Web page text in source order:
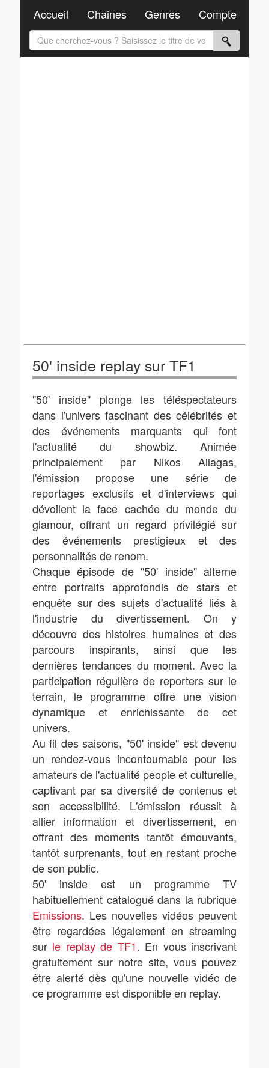
50' inside replay sur TF1
"50' inside" plonge les téléspectateurs
dans l'univers fascinant des célébrités et
des événements marquants qui font
l'actualité du showbiz. Animée
principalement par Nikos Aliagas,
l'émission propose une série de
reportages exclusifs et d'interviews qui
dévoilent la face cachée du monde du
glamour, offrant un regard privilégié sur
des événements prestigieux et des
personnalités de renom.
Chaque épisode de "50' inside" alterne
entre portraits approfondis de stars et
enquête sur des sujets d'actualité liés à
l'industrie du divertissement. On y
découvre des histoires humaines et des
parcours inspirants, ainsi que les
dernières tendances du moment. Avec la
participation régulière de reporters sur le
terrain, le programme offre une vision
dynamique et enrichissante de cet
univers.
Au fil des saisons, "50' inside" est devenu
un rendez-vous incontournable pour les
amateurs de l'actualité people et culturelle,
captivant par sa diversité de contenus et
son accessibilité. L'émission réussit à
allier information et divertissement, en
offrant des moments tantôt émouvants,
tantôt surprenants, tout en restant proche
de son public.
50' inside est un programme TV
habituellement catalogué dans la rubrique
Emissions. Les nouvelles vidéos peuvent
être regardées légalement en streaming
sur le replay de TF1. En vous inscrivant
gratuitement sur notre site, vous pouvez
être alerté dès qu'une nouvelle vidéo de
ce programme est disponible en replay.
Accueil Chaines Genres Compte